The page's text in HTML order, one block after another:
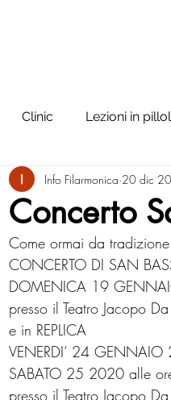
Clinic Lezioni in
Concerto
Info Filarmonica 20 dic
Come ormai da
CONCERTO DI SAN
DOMENICA 19
presso il Teatro Jacopo
e in REPLICA
VENERDI’ 24
SABATO 25 2020 alle
presso il Teatro Jacopo